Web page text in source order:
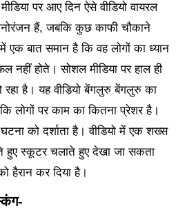
पर आए दिन ऐसे वीडियो वायरल
हैं, जबकि कुछ काफी चौकाने
एक बात समान है कि वह लोगों का ध्यान
होते। सोशल मीडिया पर हाल ही
रहा है। यह वीडियो बेंगलुरु बेंगलुरु का
कि लोगों पर काम का कितना प्रेशर है।
को दर्शाता है। वीडियो में एक शख्स
स्कूटर चलाते हुए देखा जा सकता
हैरान कर दिया है।